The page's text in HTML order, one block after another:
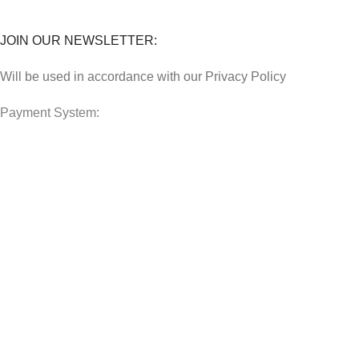
JOIN OUR NEWSLETTER:
Will be used in accordance with our Privacy Policy
Payment System: